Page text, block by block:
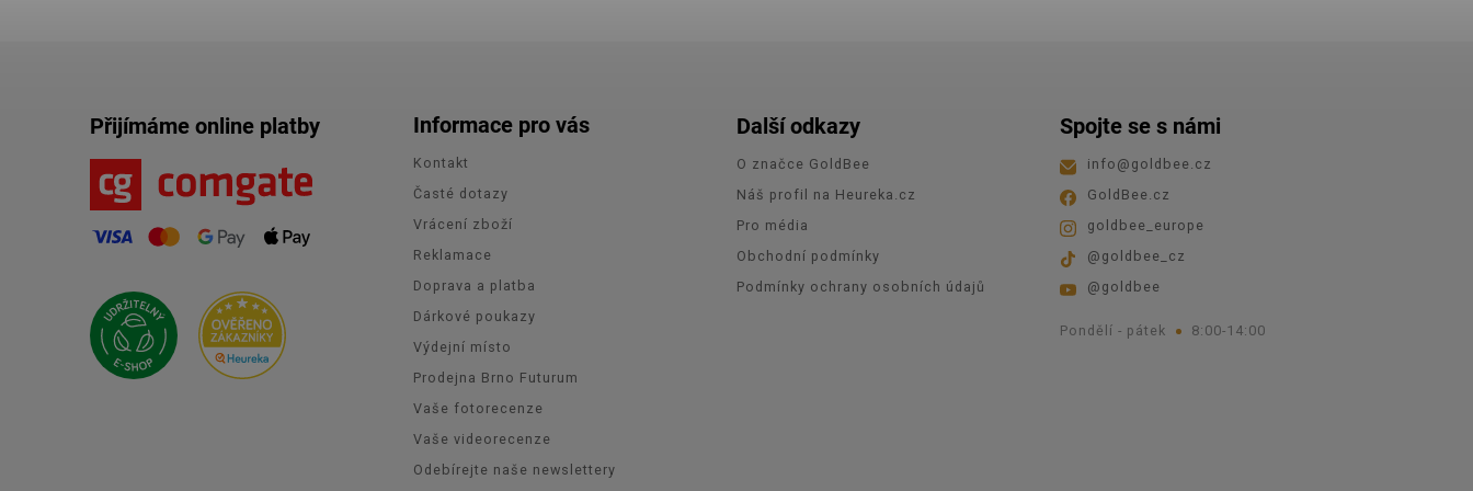
Přijímáme online platby Informace pro vás
Kontakt
Časté dotazy
Vrácení zboží
Reklamace
Doprava a platba
Dárkové poukazy
Výdejní místo
Prodejna Brno Futurum
Vaše fotorecenze
Vaše videorecenze
Odebírejte naše newslettery
Další odkazy
O značce GoldBee
Náš profil na Heureka.cz
Pro média
Obchodní podmínky
Podmínky ochrany osobních údajů
Spojte se s námi
info @ goldbee.cz
GoldBee.cz
goldbee_europe
@goldbee_cz
@goldbee
Pondělí - pátek 8:00-14:00